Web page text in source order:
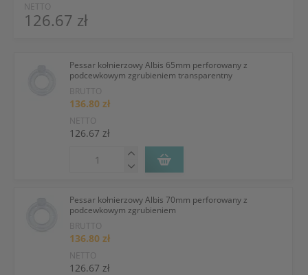
NETTO
126.67 zł
Pessar kołnierzowy Albis 65mm perforowany z
podcewkowym zgrubieniem transparentny
BRUTTO
136.80 zł
NETTO
126.67 zł
Pessar kołnierzowy Albis 70mm perforowany z
podcewkowym zgrubieniem
BRUTTO
136.80 zł
NETTO
126.67 zł